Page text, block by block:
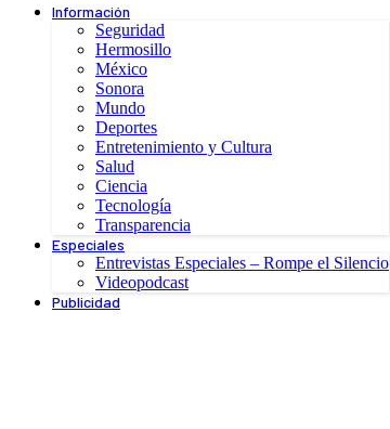
Información
Seguridad
Hermosillo
México
Sonora
Mundo
Deportes
Entretenimiento y Cultura
Salud
Ciencia
Tecnología
Transparencia
Especiales
Entrevistas Especiales – Rompe el Silencio
Videopodcast
Publicidad